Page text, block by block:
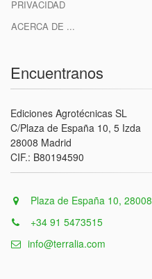
PRIVACIDAD
ACERCA DE ...
Encuentranos
Ediciones Agrotécnicas SL
C/Plaza de España 10, 5 Izda
28008 Madrid
CIF.: B80194590
Plaza de España 10, 28008
+34 91 5473515
info@terralia.com